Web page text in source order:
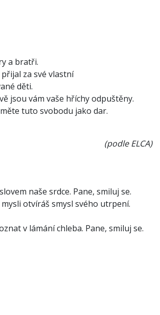
a bratři.
za své vlastní
děti.
jsou vám vaše hříchy odpuštěny.
tuto svobodu jako dar.
(podle ELCA)
naše srdce. Pane, smiluj se.
otvíráš smysl svého utrpení.
v lámání chleba. Pane, smiluj se.